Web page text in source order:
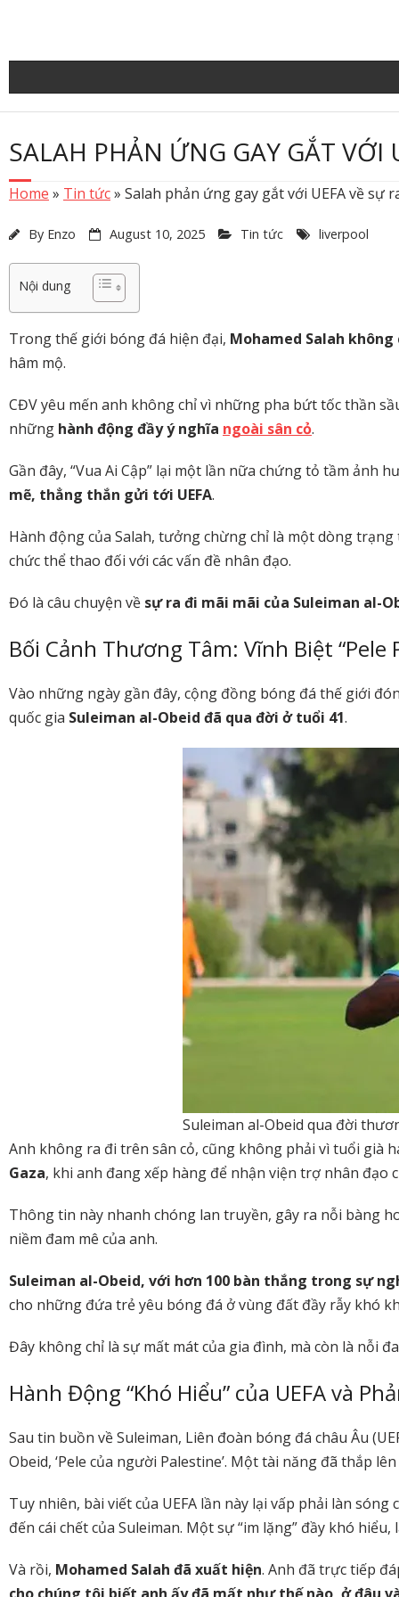
content
SALAH PHẢN ỨNG GAY GẮT VỚI
Home » Tin tức» Salah phản ứng gay gắt với UEFA về sự
By Enzo August 10, 2025 Tin tức liverpool
Nội dung
Trong thế giới bóng đá hiện đại, Mohamed Salah
hâm mộ.
CĐV yêu mến anh không chỉ vì những pha bứt tốc thần
những hành động đầy ý nghĩa ngoài sân cỏ.
Gần đây, “Vua Ai Cập” lại một lần nữa chứng tỏ tầm
mẽ, thẳng thắn gửi tới UEFA.
Hành động của Salah, tưởng chừng chỉ là một dòng
chức thể thao đối với các vấn đề nhân đạo.
Đó là câu chuyện về sự ra đi mãi mãi của Suleiman al-
Bối Cảnh Thương Tâm: Vĩnh Biệt “Pele
Vào những ngày gần đây, cộng đồng bóng đá thế giới
quốc gia Suleiman al-Obeid đã qua đời ở tuổi 41.
Suleiman al-Obeid qua đời
Anh không ra đi trên sân cỏ, cũng không phải vì tuổi già
Gaza, khi anh đang xếp hàng để nhận viện trợ nhân đạo
Thông tin này nhanh chóng lan truyền, gây ra nỗi bàng
niềm đam mê của anh.
Suleiman al-Obeid, với hơn 100 bàn thắng trong sự
cho những đứa trẻ yêu bóng đá ở vùng đất đầy rẫy khó
Đây không chỉ là sự mất mát của gia đình, mà còn là nỗi
Hành Động “Khó Hiểu” của UEFA và
Sau tin buồn về Suleiman, Liên đoàn bóng đá châu Âu
Obeid, ‘Pele của người Palestine’. Một tài năng đã thắp
Tuy nhiên, bài viết của UEFA lần này lại vấp phải làn
đến cái chết của Suleiman. Một sự “im lặng” đầy khó
Và rồi, Mohamed Salah đã xuất hiện. Anh đã trực tiếp